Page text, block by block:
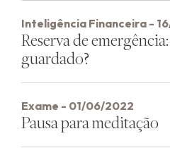
Inteligência Financeira -
Reserva de
guardado?
Exame - 01/06/2022
Pausa para meditação